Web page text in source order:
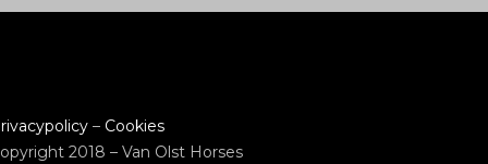
– Cookies
2018 – Van Olst Horses